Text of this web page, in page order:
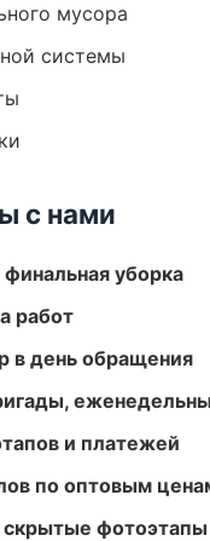
мусора
системы
с нами
уборка
работ
в день обращения
и платежей
по оптовым
скрытые фотоэтапы